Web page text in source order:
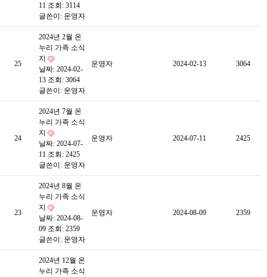
11 조회: 3114
글쓴이: 운영자
25
2024년 2월 온
누리 가족 소식
지
날짜: 2024-02-
13 조회: 3064
글쓴이: 운영자
운영자 2024-02-13 3064
24
2024년 7월 온
누리 가족 소식
지
날짜: 2024-07-
11 조회: 2425
글쓴이: 운영자
운영자 2024-07-11 2425
23
2024년 8월 온
누리 가족 소식
지
날짜: 2024-08-
09 조회: 2359
글쓴이: 운영자
운영자 2024-08-09 2359
2024년 12월 온
누리 가족 소식